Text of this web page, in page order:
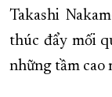
Takashi
thúc đẩy mối
những tầm cao